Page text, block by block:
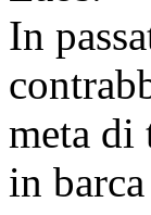
In
meta di
in